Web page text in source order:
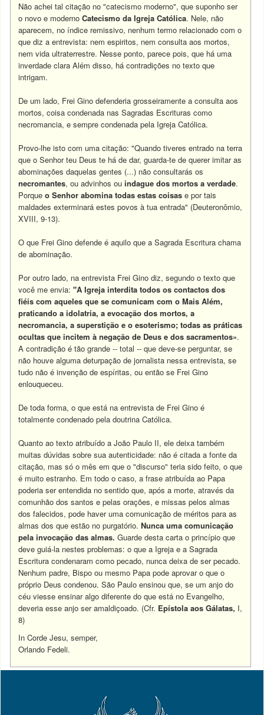
Não achei tal citação no "catecismo moderno", que suponho ser
o novo e moderno Catecismo da Igreja Católica. Nele, não
aparecem, no índice remissivo, nenhum termo relacionado com o
que diz a entrevista: nem espiritos, nem consulta aos mortos,
nem vida ultraterrestre. Nesse ponto, parece pois, que há uma
inverdade clara Além disso, há contradições no texto que
intrigam.
De um lado, Frei Gino defenderia grosseiramente a consulta aos
mortos, coisa condenada nas Sagradas Escrituras como
necromancia, e sempre condenada pela Igreja Católica.
Provo-lhe isto com uma citação: "Quando tiveres entrado na terra
que o Senhor teu Deus te há de dar, guarda-te de querer imitar as
abominações daquelas gentes (...) não consultarás os
necromantes, ou advinhos ouindague dos mortos a verdade.
Porqueo Senhor abomina todas estas coisas e por tais
maldades exterminará estes povos à tua entrada" (Deuteronômio,
XVIII, 9-13).
O que Frei Gino defende é aquilo que a Sagrada Escritura chama
de abominação.
Por outro lado, na entrevista Frei Gino diz, segundo o texto que
você me envia:"A Igreja interdita todos os contactos dos
fiéis com aqueles que se comunicam com o Mais Além,
praticando a idolatria, a evocação dos mortos, a
necromancia, a superstição e o esoterismo; todas as práticas
ocultas que incitem à negação de Deus e dos sacramentos».
A contradição é tão grande -- total -- que deve-se perguntar, se
não houve alguma deturpação de jornalista nessa entrevista, se
tudo não é invenção de espíritas, ou então se Frei Gino
enlouqueceu.
De toda forma, o que está na entrevista de Frei Gino é
totalmente condenado pela doutrina Católica.
Quanto ao texto atribuído a João Paulo II, ele deixa também
muitas dúvidas sobre sua autenticidade: não é citada a fonte da
citação, mas só o mês em que o "discurso" teria sido feito, o que
é muito estranho. Em todo o caso, a frase atribuída ao Papa
poderia ser entendida no sentido que, após a morte, através da
comunhão dos santos e pelas orações, e missas pelos almas
dos falecidos, pode haver uma comunicação de méritos para as
almas dos que estão no purgatório.Nunca uma comunicação
pela invocação das almas. Guarde desta carta o princípio que
deve guiá-la nestes problemas: o que a Igreja e a Sagrada
Escritura condenaram como pecado, nunca deixa de ser pecado.
Nenhum padre, Bispo ou mesmo Papa pode aprovar o que o
próprio Deus condenou. São Paulo ensinou que, se um anjo do
céu viesse ensinar algo diferente do que está no Evangelho,
deveria esse anjo ser amaldiçoado. (Cfr. Epístola aos Gálatas, I,
8)
In Corde Jesu, semper,
Orlando Fedeli.